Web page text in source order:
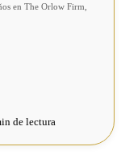
en The Orlow Firm,
de lectura